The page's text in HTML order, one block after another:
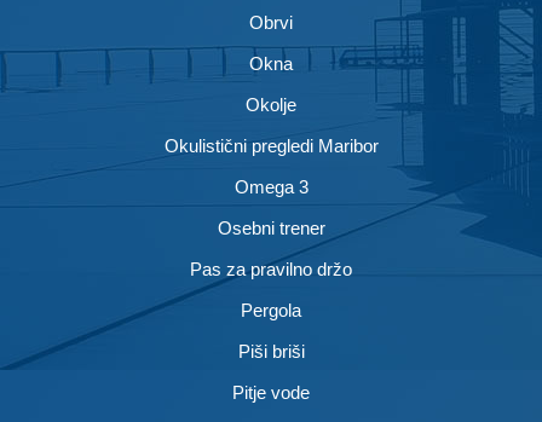
Obrvi
Okna
Okolje
Okulistični pregledi Maribor
Omega 3
Osebni trener
Pas za pravilno držo
Pergola
Piši briši
Pitje vode